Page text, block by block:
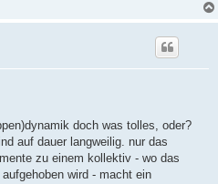
doch was tolles, oder?
auf dauer langweilig. nur das
zu einem kollektiv - wo das
wird - macht ein